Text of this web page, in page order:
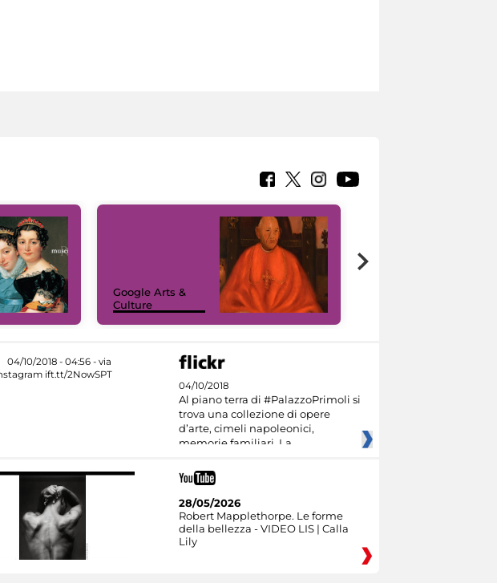
Google Arts &
Culture
04/10/2018
Al piano terra di #PalazzoPrimoli si
trova una collezione di opere
d’arte, cimeli napoleonici,
memorie familiari. La
28/05/2026
Robert Mapplethorpe. Le forme
della bellezza - VIDEO LIS | Calla
Lily